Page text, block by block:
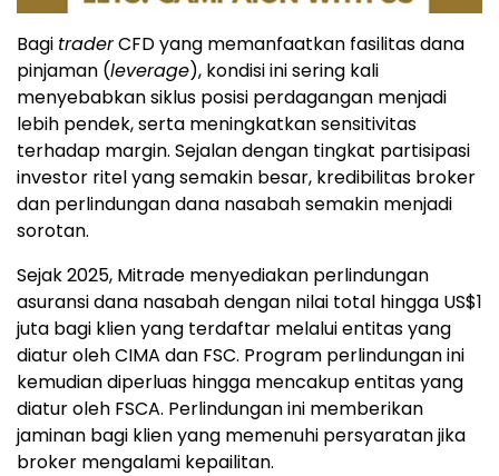
Bagi traderCFD yang memanfaatkan fasilitas dana
pinjaman (leverage), kondisi ini sering kali
menyebabkan siklus posisi perdagangan menjadi
lebih pendek, serta meningkatkan sensitivitas
terhadap margin. Sejalan dengan tingkat partisipasi
investor ritel yang semakin besar, kredibilitas broker
dan perlindungan dana nasabah semakin menjadi
sorotan.
Sejak 2025, Mitrade menyediakan perlindungan
asuransi dana nasabah dengan nilai total hingga US$1
juta bagi klien yang terdaftar melalui entitas yang
diatur oleh CIMA dan FSC. Program perlindungan ini
kemudian diperluas hingga mencakup entitas yang
diatur oleh FSCA. Perlindungan ini memberikan
jaminan bagi klien yang memenuhi persyaratan jika
broker mengalami kepailitan.